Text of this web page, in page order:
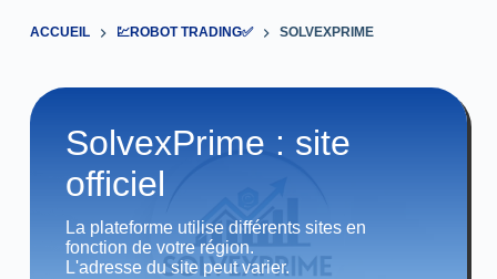
ACCUEIL 💹ROBOT TRADING✅ SOLVEXPRIME
SolvexPrime : site
officiel
La plateforme utilise différents sites en
fonction de votre région.
L'adresse du site peut varier.